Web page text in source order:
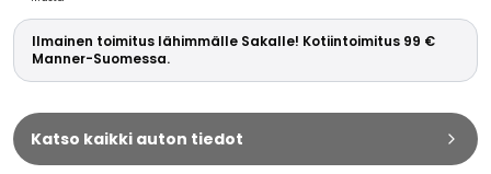
Mercedes-Benz
Polestar
Skoda
Tesla
Toyota
Volkswagen
Ilmainen toimitus lähimmälle Sakalle! Kotiintoimitus 99 €
Manner-Suomessa.
Katso kaikki auton tiedot